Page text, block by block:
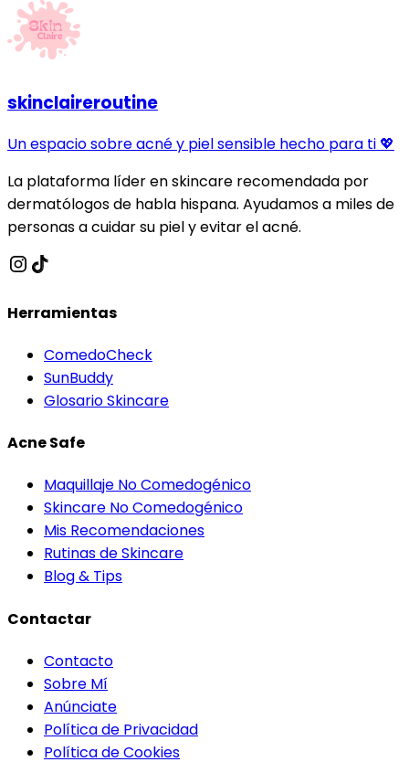
skinclaireroutine
Un espacio sobre acné y piel sensible hecho para ti 💖
La plataforma líder en skincare recomendada por
dermatólogos de habla hispana. Ayudamos a miles de
personas a cuidar su piel y evitar el acné.
Herramientas
ComedoCheck
SunBuddy
Glosario Skincare
Acne Safe
Maquillaje No Comedogénico
Skincare No Comedogénico
Mis Recomendaciones
Rutinas de Skincare
Blog & Tips
Contactar
Contacto
Sobre Mí
Anúnciate
Política de Privacidad
Política de Cookies